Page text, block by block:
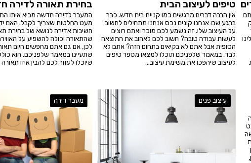
טיפים לעיצוב הבית
אין הרבה דברים מרגשים כמו קניית בית חדש. כבר
ברגע שבו אנחנו קונים נכס אנחנו מתחילים לחשוב
על העיצוב שלו. זה נשמע לכם מוכר ואתם רוצים
לעשות עבודה טובה? חשוב לכם לאהוב את התוצאה
הסופית אבל אתם לא בקיאים בתחום הזה? אתם לא
לבד. במאמר שלפניכם תוכלו למצאו מספר טיפים
לעיצוב שיהפכו את משימת עיצוב...
בחירת תאורה לדירה
המעבר לדירה חדשה מביא איתו
מעט החלטות שצריך לקבל. האם
חשיבות אדירה לנושא של בחירת
שהתאורה יכולה להשפיע על
לכן, אם גם אתם מחפשים היום
שתעיינו במאמר שלפניכם. הוא
שיוכלו לעזור לכם להבין איזו
עיצוב פנים מעבר דירה